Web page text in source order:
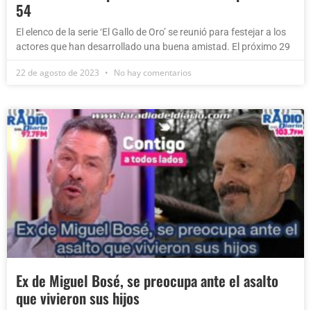
54
El elenco de la serie ‘El Gallo de Oro’ se reunió para festejar a los
actores que han desarrollado una buena amistad. El próximo 29
22 de agosto de 2023 No hay comentarios
Ex de Miguel Bosé, se preocupa ante el asalto
que vivieron sus hijos